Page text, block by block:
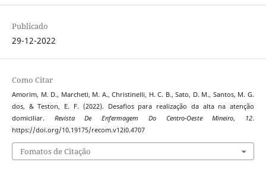
Publicado
29-12-2022
Como Citar
Amorim, M. D., Marcheti, M. A., Christinelli, H. C. B., Sato, D. M., Santos, M. G.
dos, & Teston, E. F. (2022). Desafios para realização da alta na atenção
domiciliar. Revista De Enfermagem Do Centro-Oeste Mineiro, 12.
https://doi.org/10.19175/recom.v12i0.4707
Fomatos de Citação